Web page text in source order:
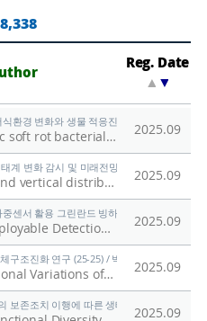
ar
ch
Reg. Date
▲
환경 변화와 생물 적응진화 연구 (24-24) / 김
Genome analysis of Arctic soft rot bacterial pathogens and comparative analysis with a Korean isolate 2025.09
계 변화 감시 및 미래전망 연구 (25-25) / 양은
Biochemical properties and vertical distribution of particulate organic carbon in the northern Chukchi Sea 2025.09
센서 활용 그린란드 빙하 감소에 따른 식생
Development of Field-Deployable Detection Models for Asbestos Host Rocks Using Close-Range Hyperspectral Imaging and Diverse Lithological Training Data 2025.09
구조진화 연구 (25-25) / 박숭현]
Structural and Compositional Variations of Feldspar in an Ordinary Chondrite Induced by Shock Metamorphism 2025.09
보존조치 이행에 따른 생태계 변화 연구 (25-
2025.09